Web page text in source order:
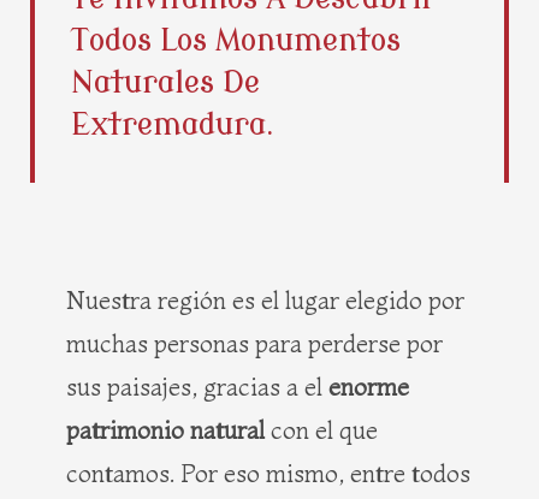
b
o
o
i
t
t
r
e
r
a
g
Todos Los Monumentos
Naturales De
Extremadura.
Nuestra región es el lugar elegido por
muchas personas para perderse por
sus paisajes, gracias a el enorme
patrimonio naturalcon el que
contamos. Por eso mismo, entre todos